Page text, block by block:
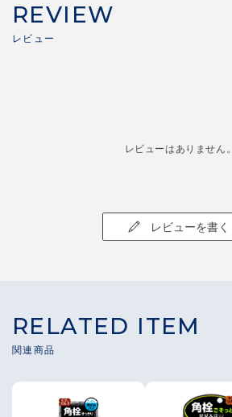
REVIEW
レビューはありません。
レビューを書く
RELATED ITEM